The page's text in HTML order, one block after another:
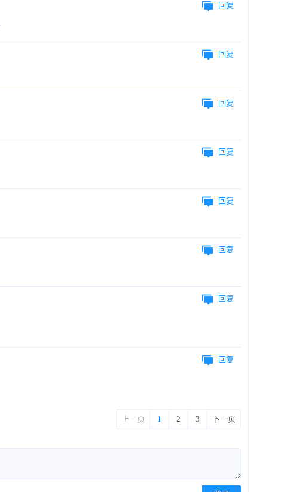
回复
回复
回复
回复
回复
回复
回复
回复
上一页 1 2 3 下一页